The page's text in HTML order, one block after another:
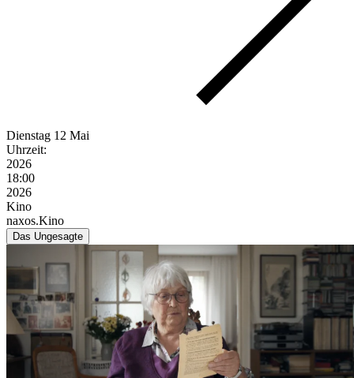
Dienstag 12 Mai
Uhrzeit:
2026
18:00
2026
Kino
naxos.Kino
Das Ungesagte